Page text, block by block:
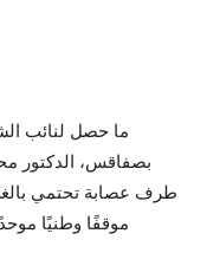
ما حصل لنائب
بصفاقس، الدكتور
طرف عصابة تحتمي
موقفًا وطنيًا